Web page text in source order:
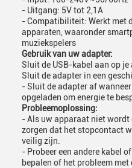
- Uitgang: 5V tot 2,1A
- Compatibiliteit: Werkt met
apparaten, waaronder
muziekspelers
Gebruik van uw adapter:
Sluit de USB-kabel aan op je
Sluit de adapter in een
- Sluit de adapter af
opgeladen om energie te
Probleemoplossing:
- Als uw apparaat niet wordt
zorgen dat het stopcontact
veilig zijn.
- Probeer een andere kabel
bepalen of het probleem met